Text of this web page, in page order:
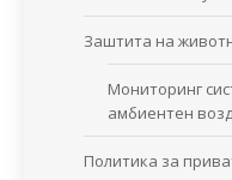
Заштита на
Мониторинг
амбиентен
Политика за